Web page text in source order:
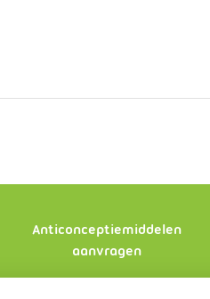
Anticonceptiemiddelen
aanvragen